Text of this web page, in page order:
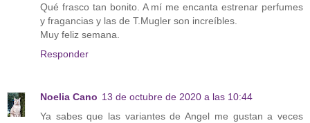
Qué frasco tan bonito. A mí me encanta estrenar perfumes
y fragancias y las de T.Mugler son increíbles.
Muy feliz semana.
Responder
Noelia Cano 13 de octubre de 2020 a las 10:44
Ya sabes que las variantes de Angel me gustan a veces